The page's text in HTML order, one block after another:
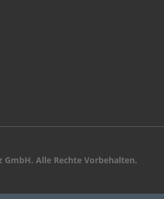
Alle Rechte Vorbehalten.